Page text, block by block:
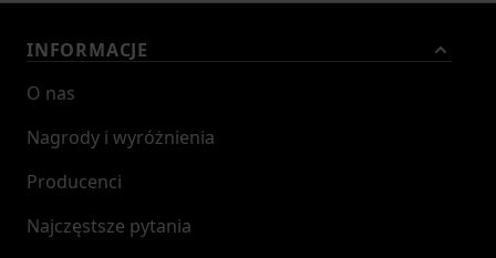
INFORMACJE
O nas
Nagrody i wyróżnienia
Producenci
Najczęstsze pytania